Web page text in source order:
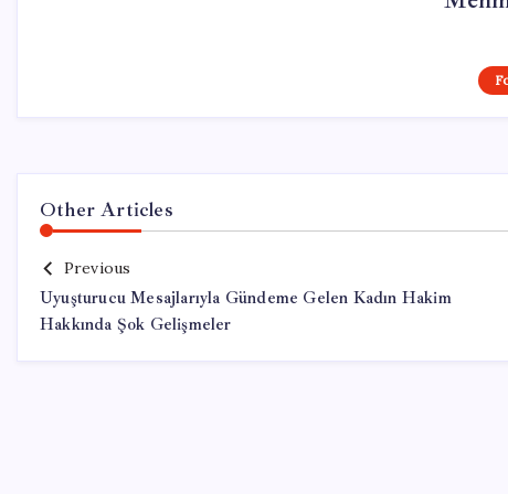
Other Articles
Previous
Uyuşturucu Mesajlarıyla Gündeme Gelen Kadın Hakim
Hakkında Şok Gelişmeler